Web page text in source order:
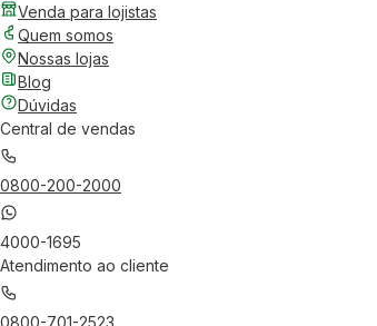
Venda para lojistas
Quem somos
Nossas lojas
Blog
Dúvidas
Central de vendas
0800-200-2000
4000-1695
Atendimento ao cliente
0800-701-2523